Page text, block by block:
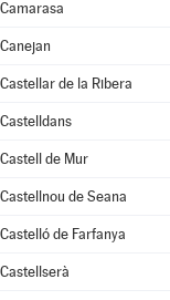
Camarasa
Canejan
Castellar de la Ribera
Castelldans
Castell de Mur
Castellnou de Seana
Castelló de Farfanya
Castellserà